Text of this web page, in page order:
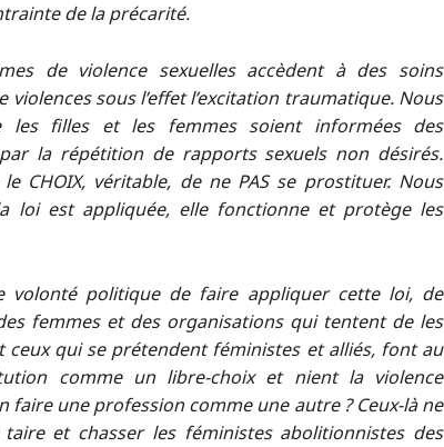
de la précarité.
de violence sexuelles accèdent à des soins
sous l’effet l’excitation traumatique. Nous
filles et les femmes soient informées des
la répétition de rapports sexuels non désirés.
CHOIX, véritable, de ne PAS se prostituer. Nous
loi est appliquée, elle fonctionne et protège les
volonté politique de faire appliquer cette loi, de
femmes et des organisations qui tentent de les
ceux qui se prétendent féministes et alliés, font au
comme un libre-choix et nient la violence
une profession comme une autre ? Ceux-là ne
et chasser les féministes abolitionnistes des